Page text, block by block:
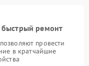
быстрый ремонт
провести
в кратчайшие